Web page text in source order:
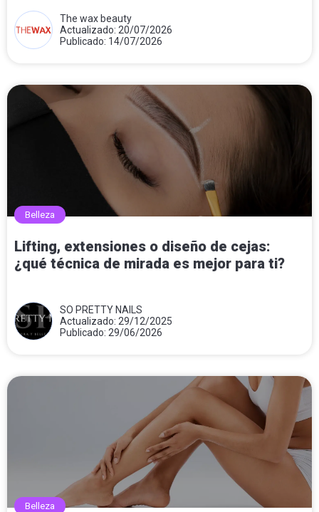
The wax beauty
Actualizado: 20/07/2026
Publicado: 14/07/2026
Belleza
Lifting, extensiones o diseño de cejas:
¿qué técnica de mirada es mejor para ti?
SO PRETTY NAILS
Actualizado: 29/12/2025
Publicado: 29/06/2026
Belleza